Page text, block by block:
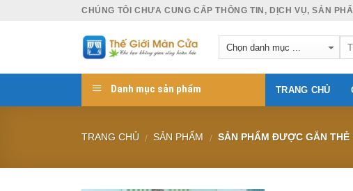
CHÚNG TÔI CHƯA CUNG CẤP THÔNG TIN, DỊCH VỤ, SẢN
Danh mục sản phẩm TRANG CHỦ
TRANG CHỦ / SẢN PHẨM / SẢN PHẨM ĐƯỢC GẮN THẺ